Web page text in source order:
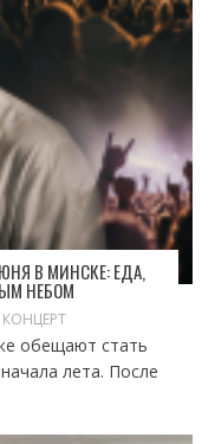
В МИНСКЕ: ЕДА,
НЕБОМ
КОНЦЕРТ
обещают стать
лета. После